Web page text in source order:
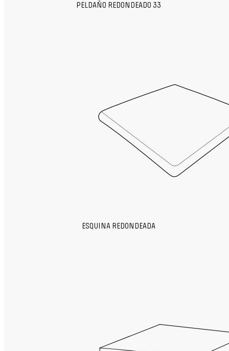
PELDAÑO REDONDEADO 33
ESQUINA REDONDEADA